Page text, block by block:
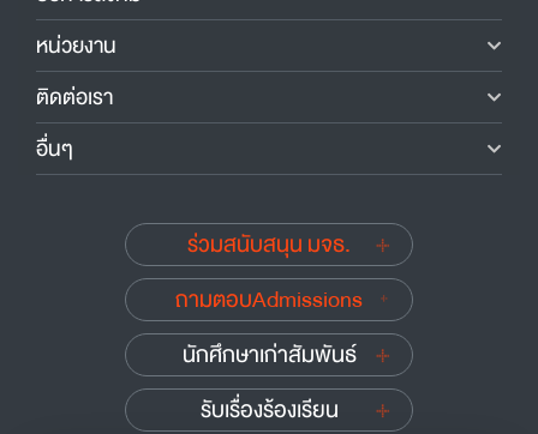
หน่วยงาน
ติดต่อเรา
อื่นๆ
ร่วมสนับสนุน มจธ.
ถามตอบAdmissions
นักศึกษาเก่าสัมพันธ์
รับเรื่องร้องเรียน